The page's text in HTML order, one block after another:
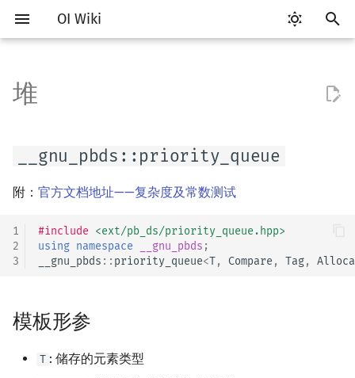
OI Wiki
入
始
搜
Getting Started
如何参与
OI Wiki 不是什么
格式手册
比赛相关简介
题型
学习路线
学习资源
常见错误
常见技巧
工具软件简介
VS Code
Atom
Eclipse
评测工具 Cena
CCR Plus
Lemon
命令行
命令行编译与调试
Generator
Validator
Interactor
Hello, World!
变量
运算
流程控制语句
联合体
指针
C++ 标准库简介
序列式容器
关联式容器
无序关联式容器
STL 算法
bitset
string
__gnu_pbds::priority_queue
构造方式
成员函数
示例
证
算法基础简介
枚举
模拟
递归 & 分治
冒泡排序
插入排序
计数排序
搜索部分简介
BFS（搜索）
双向搜索
启发式搜索
动态规划部分简介
记忆化搜索
背包 DP
区间 DP
斜率优化
四边形不等式优化
Slope Trick 优化
字符串部分简介
标准库
字符串匹配
字符串哈希
数学部分简介
数字系统 平衡三进制
格雷码
位操作
二进制集合操作
素数
最大公约数
欧拉函数
快速傅里叶变换
快速数论变换
快速沃尔什变换
容斥原理
斐波那契数列
错位排列
内积和外积
矩阵
初等变换
环论
域论
Schreier–Sims 算法
随机变量
随机变量的数字特征
概率不等式
零和游戏
非公平组合游戏
高斯消元
牛顿迭代法
数据结构部分简介
队列
链表
哈希表
配对堆
左偏树
块状链表
树分块
Sqrt Tree
李超线段树
猫树
区间最值操作 & 区间历史
Splay 树
WBLT
替罪羊树
可持久化块状数组
可持久化平衡树
可持久化字典树
线段树套平衡树
树状数组套权值线段树
分块套树状数组
Euler Tour Tree
Top Tree
图论部分简介
图的存储
DFS（图论）
BFS（图论）
树的中心
树的重心
最近公共祖先
k 短路
同余最短路
最小直径生成树
割点和桥
圆方树
点/边连通度
最小割
费用流
上下界网络流
二分图最大权匹配
一般图最大匹配
一般图最大权匹配
计算几何部分简介
二维计算几何基础
三维计算几何基础
距离
Pick 定理
杂项简介
双指针
离线算法
整体二分
莫队算法
分数规划
爬山算法
模拟退火
RMQ
括号序列
线段树与离线询问
堆
__gnu_pbds::priority_queue
附： 官方文档地址——复杂度及常数测试
1
2
3
#include <ext/pb_ds/priority_queue.hpp>
using namespace __gnu_pbds ;
__gnu_pbds :: priority_queue<T, Compare , Tag,
模板形参
T : 储存的元素类型